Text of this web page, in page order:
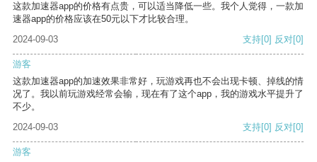
这款加速器app的价格有点贵，可以适当降低一些。我个人觉得，一款加
速器app的价格应该在50元以下才比较合理。
2024-09-03
支持[0] 反对[0]
游客
这款加速器app的加速效果非常好，玩游戏再也不会出现卡顿、掉线的情
况了。我以前玩游戏经常会输，现在有了这个app，我的游戏水平提升了
不少。
2024-09-03
支持[0] 反对[0]
游客